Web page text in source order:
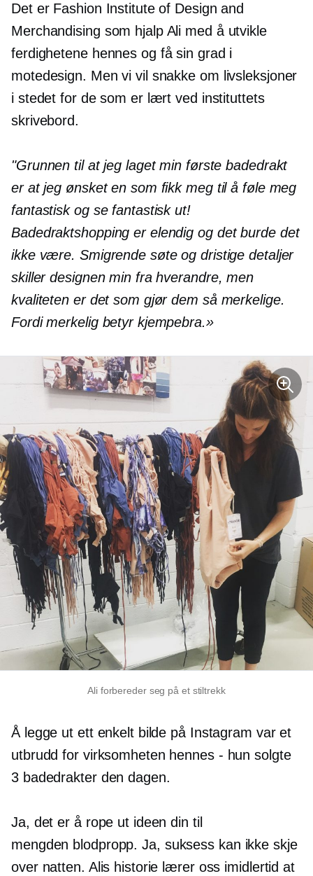
Det er Fashion Institute of Design and
Merchandising som hjalp Ali med å utvikle
ferdighetene hennes og få sin grad i
motedesign. Men vi vil snakke om livsleksjoner
i stedet for de som er lært ved instituttets
skrivebord.
"Grunnen til at jeg laget min første badedrakt
er at jeg ønsket en som fikk meg til å føle meg
fantastisk og se fantastisk ut!
Badedraktshopping er elendig og det burde det
ikke være. Smigrende søte og dristige detaljer
skiller designen min fra hverandre, men
kvaliteten er det som gjør dem så merkelige.
Fordi merkelig betyr kjempebra.»
Ali forbereder seg på et stiltrekk
Å legge ut ett enkelt bilde på Instagram var et
utbrudd for virksomheten hennes - hun solgte
3 badedrakter den dagen.
Ja, det er å rope ut ideen din til
mengden blodpropp. Ja, suksess kan ikke skje
over natten. Alis historie lærer oss imidlertid at